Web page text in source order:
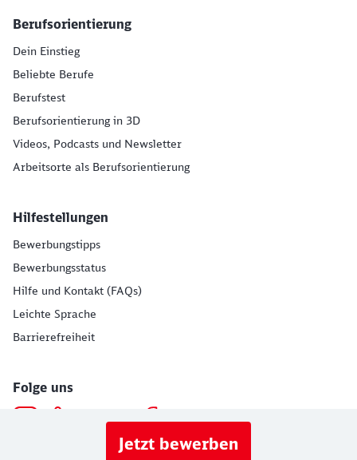
Jetzt bewerben
Berufsorientierung
Dein Einstieg
Beliebte Berufe
Berufstest
Berufsorientierung in 3D
Videos, Podcasts und Newsletter
Arbeitsorte als Berufsorientierung
Hilfestellungen
Bewerbungstipps
Bewerbungsstatus
Hilfe und Kontakt (FAQs)
Leichte Sprache
Barrierefreiheit
Folge uns